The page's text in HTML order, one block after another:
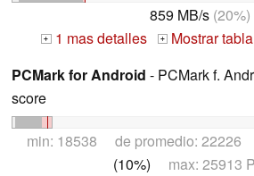
859 MB/s(20%)
+ 1 mas detalles +
Mostrar
PCMark for Android - PCMark f.
score
min: 18538 de promedio: 22226
(10%) max: 25913